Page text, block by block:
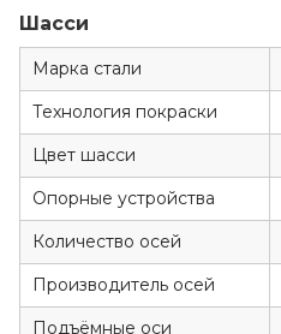
Шасси
Марка стали
Технология покраски
Цвет шасси
Опорные устройства
Количество осей
Производитель осей
Подъёмные оси